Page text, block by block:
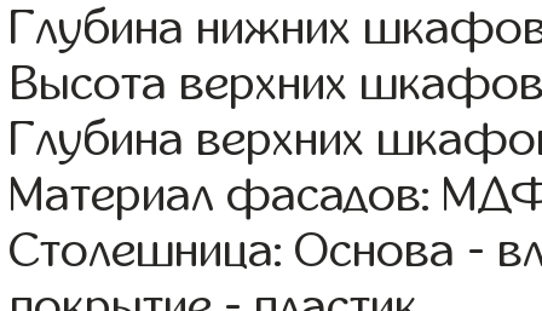
Глубина нижних
Высота верхних
Глубина верхних
Материал фасадов:
Столешница: Основа -